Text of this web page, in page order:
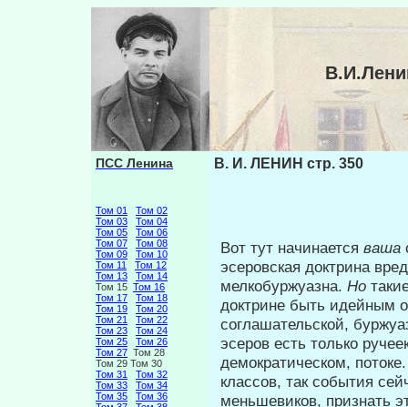
ПСС Ленина
Том 01
Том 02
Том 03
Том 04
Том 05
Том 06
Том 07
Том 08
Том 09
Том 10
Том 11
Том 12
Том 13
Том 14
Том 15 Том 16
Том 17
Том 18
Том 19
Том 20
Том 21
Том 22
Том 23
Том 24
Том 25
Том 26
Том 27 Том 28
Том 29 Том 30
Том 31
Том 32
Том 33
Том 34
Том 35
Том 36
В. И. ЛЕНИН стр. 350
Вот тут начинается ваша
эсе­ровская доктрина
мелкобуржуазна. Но
доктрине быть идейным
соглашательской,
эсеров есть только
демократическом,
классов, так события
меньшевиков, признать